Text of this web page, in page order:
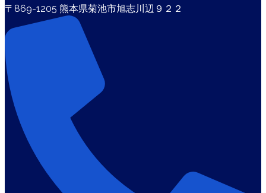
〒869-1205 熊本県菊池市旭志川辺９２２